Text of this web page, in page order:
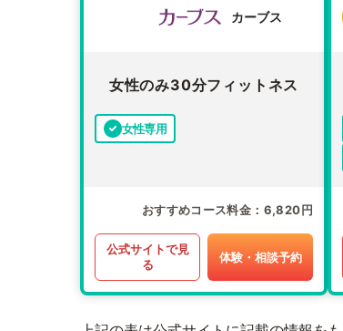
カーブス
女性のみ30分フィットネス
女性専用
おすすめコース料金 6,820円
公式サイトで見
る
体験・相談予約